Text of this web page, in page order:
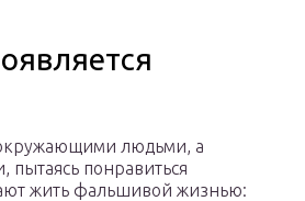
людьми, а
понравиться
жить фальшивой жизнью: